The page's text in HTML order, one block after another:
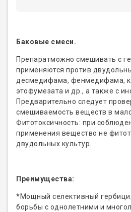
Баковые смеси.
Препаратможно смешивать с
применяются против
десмедифама, фенмедифама,
этофумезата и др., а также с
Предварительно следует
смешиваемость веществ в
Фитотоксичность: при
применения вещество не
двудольных культур.
Преимущества:
*Мощный селективный
борьбы с однолетними и